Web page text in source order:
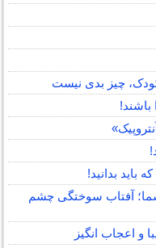
چیز بدی نیست
بدانید!
آفتاب سوختگی چشم
و اعجاب انگیز